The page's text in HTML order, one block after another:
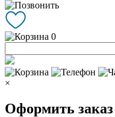
0
×
Оформить заказ